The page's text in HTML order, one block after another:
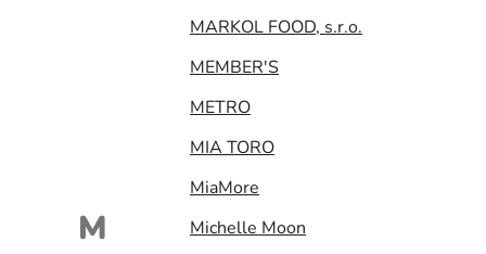
M
MARKOL FOOD, s.r.o.
MEMBER'S
METRO
MIA TORO
MiaMore
Michelle Moon